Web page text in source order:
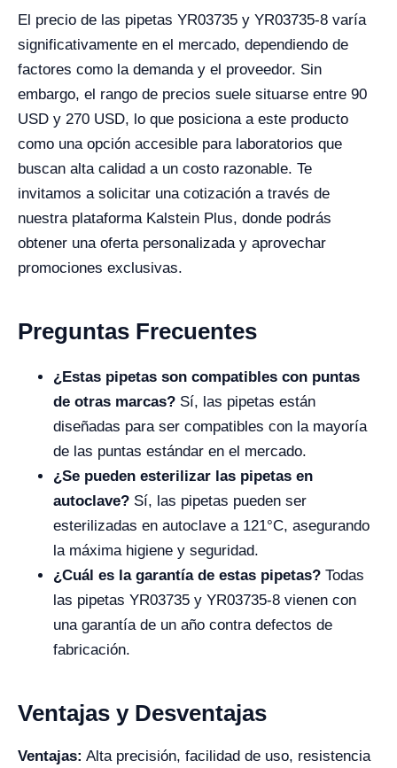
El precio de las pipetas YR03735 y YR03735-8 varía
significativamente en el mercado, dependiendo de
factores como la demanda y el proveedor. Sin
embargo, el rango de precios suele situarse entre 90
USD y 270 USD, lo que posiciona a este producto
como una opción accesible para laboratorios que
buscan alta calidad a un costo razonable. Te
invitamos a solicitar una cotización a través de
nuestra plataforma Kalstein Plus, donde podrás
obtener una oferta personalizada y aprovechar
promociones exclusivas.
Preguntas Frecuentes
¿Estas pipetas son compatibles con puntas
de otras marcas? Sí, las pipetas están
diseñadas para ser compatibles con la mayoría
de las puntas estándar en el mercado.
¿Se pueden esterilizar las pipetas en
autoclave? Sí, las pipetas pueden ser
esterilizadas en autoclave a 121°C, asegurando
la máxima higiene y seguridad.
¿Cuál es la garantía de estas pipetas? Todas
las pipetas YR03735 y YR03735-8 vienen con
una garantía de un año contra defectos de
fabricación.
Ventajas y Desventajas
Ventajas: Alta precisión, facilidad de uso, resistencia